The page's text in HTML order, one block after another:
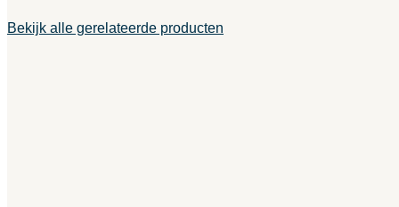
Bekijk alle gerelateerde producten